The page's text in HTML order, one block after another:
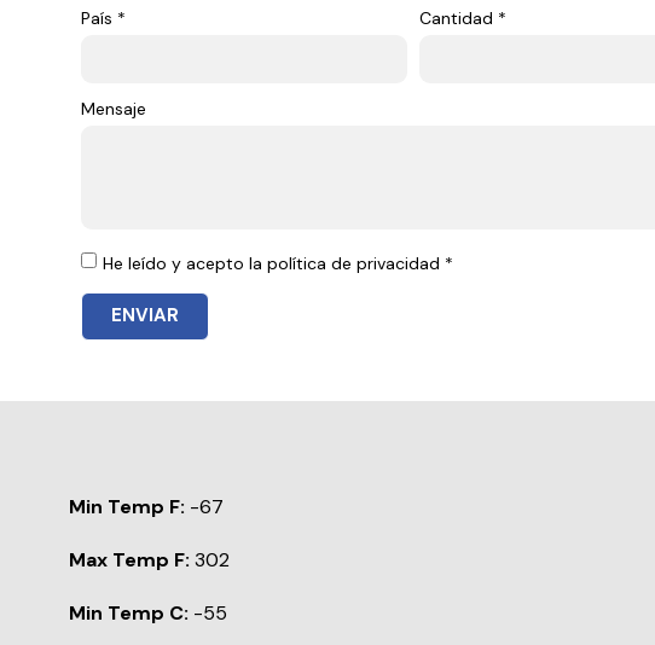
País * Cantidad *
Mensaje
He leído y acepto la política de privacidad *
ENVIAR
Min Temp F: -67
Max Temp F: 302
Min Temp C: -55